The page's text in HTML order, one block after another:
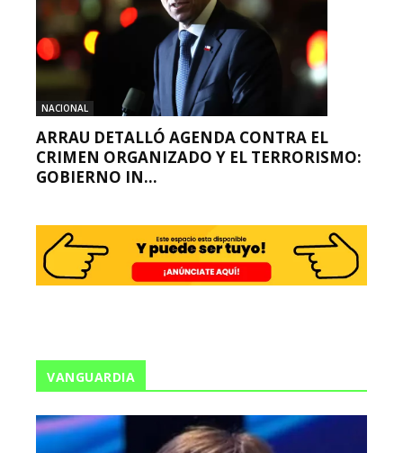
NACIONAL
ARRAU DETALLÓ AGENDA CONTRA EL
CRIMEN ORGANIZADO Y EL TERRORISMO:
GOBIERNO IN...
VANGUARDIA